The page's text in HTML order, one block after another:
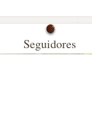
Seguidores